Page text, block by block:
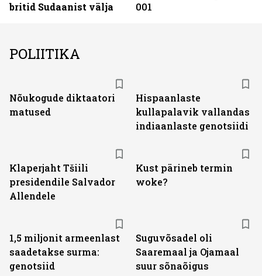
britid Sudaanist välja
001
POLIITIKA
Nõukogude diktaatori
matused
Hispaanlaste
kullapalavik vallandas
indiaanlaste genotsiidi
Klaperjaht Tšiili
presidendile Salvador
Allendele
Kust pärineb termin
woke?
1,5 miljonit armeenlast
saadetakse surma:
genotsiid
Suguvõsadel oli
Saaremaal ja Ojamaal
suur sõnaõigus